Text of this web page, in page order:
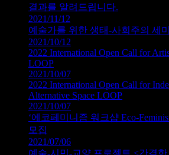
결과를 알려드립니다.
2021/11/12
예술가를 위한 생태-사회주의 세
2021/10/12
2022 International Open Call for
LOOP
2021/10/07
2022 International Open Call for
Alternative Space LOOP
2021/10/07
‘에코페미니즘 워크샵 Eco-
모집
2021/07/06
예술-시민-교양 프로젝트 <간결